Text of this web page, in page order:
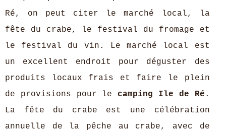
Ré, on peut citer le marché local, la
fête du crabe, le festival du fromage et
le festival du vin. Le marché local est
un excellent endroit pour déguster des
produits locaux frais et faire le plein
de provisions pour lecamping Ile de Ré .
La fête du crabe est une célébration
annuelle de la pêche au crabe, avec de